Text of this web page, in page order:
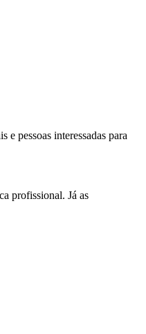
pessoas interessadas para
profissional. Já as